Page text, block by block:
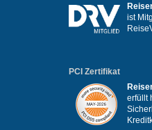
ist
PCI Zertifikat
erfüllt